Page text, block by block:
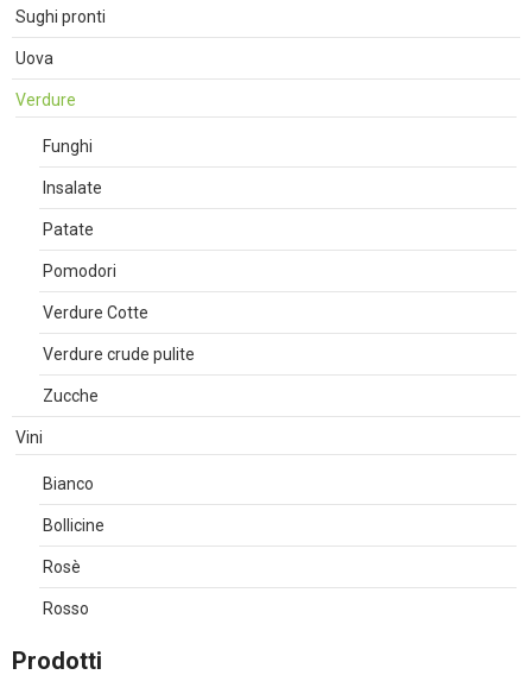
Sughi pronti
Uova
Verdure
Funghi
Insalate
Patate
Pomodori
Verdure Cotte
Verdure crude pulite
Zucche
Vini
Bianco
Bollicine
Rosè
Rosso
Prodotti